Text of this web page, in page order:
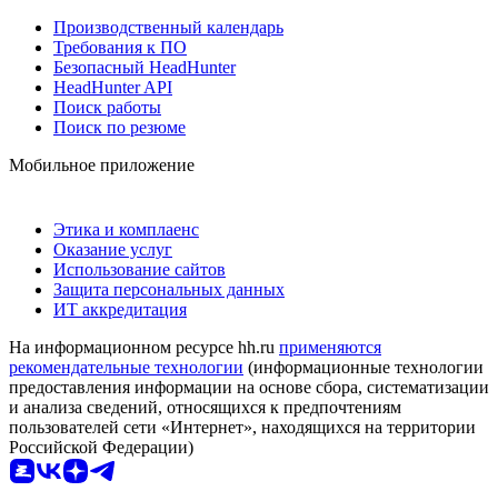
Производственный календарь
Требования к ПО
Безопасный HeadHunter
HeadHunter API
Поиск работы
Поиск по резюме
Мобильное приложение
Этика и комплаенс
Оказание услуг
Использование сайтов
Защита персональных данных
ИТ аккредитация
На информационном ресурсе hh.ru применяются
рекомендательные технологии (информационные технологии
предоставления информации на основе сбора, систематизации
и анализа сведений, относящихся к предпочтениям
пользователей сети «Интернет», находящихся на территории
Российской Федерации)